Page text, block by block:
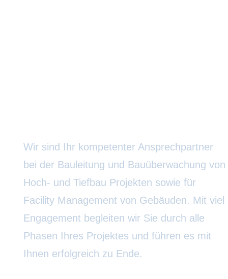
Wir sind Ihr kompetenter Ansprechpartner
bei der Bauleitung und Bauüberwachung von
Hoch- und Tiefbau Projekten sowie für
Facility Management von Gebäuden. Mit viel
Engagement begleiten wir Sie durch alle
Phasen Ihres Projektes und führen es mit
Ihnen erfolgreich zu Ende.